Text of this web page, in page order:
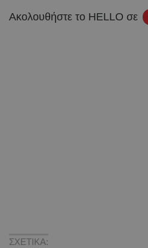
Ακολουθήστε το HELLO σε
ΣΧΕΤΙΚΑ: